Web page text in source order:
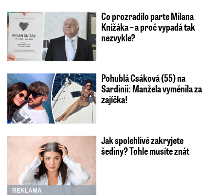
Co prozradilo parte Milana
Knížáka – a proč vypadá tak
nezvykle?
Pohublá Csáková (55) na
Sardinii: Manžela vyměnila za
zajíčka!
REKLAMA
Jak spolehlivě zakryjete
šediny? Tohle musíte znát